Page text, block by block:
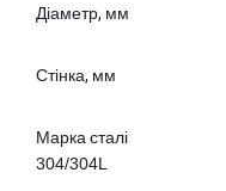
Діаметр, мм
Стінка, мм
Марка сталі
304/304L